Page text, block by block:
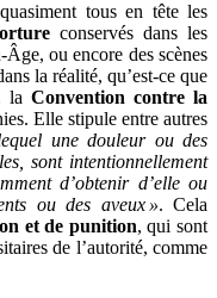
tous en tête les
conservés dans les
ou encore des scènes
la réalité, qu’est-ce que
la Convention contre la
Elle stipule entre autres
une douleur ou des
sont intentionnellement
d’obtenir d’elle ou
ou des aveux ». Cela
et de punition, qui sont
de l’autorité, comme